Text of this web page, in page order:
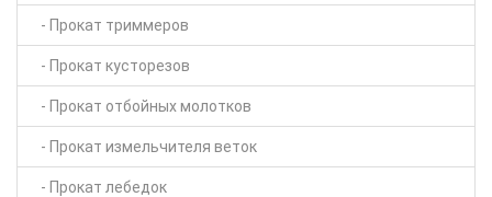
- Прокат триммеров
- Прокат кусторезов
- Прокат отбойных молотков
- Прокат измельчителя веток
- Прокат лебедок